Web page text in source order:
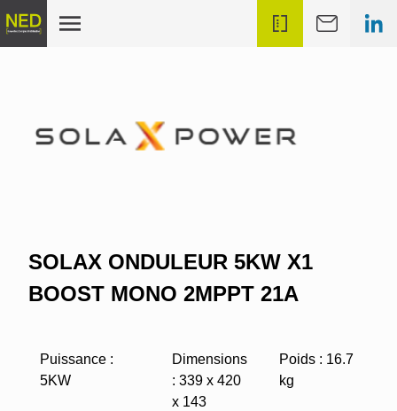
SOLAX ONDULEUR 5KW X1
BOOST MONO 2MPPT 21A
Puissance :
5KW
Dimensions
: 339 x 420
x 143
Poids : 16.7
kg